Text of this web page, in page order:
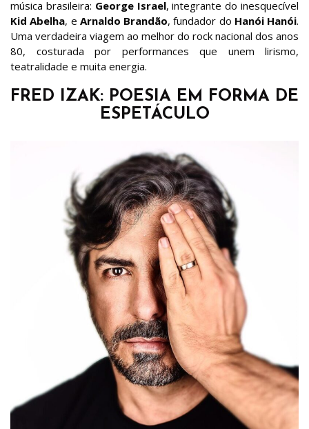
música brasileira: George Israel, integrante do inesquecível
Kid Abelha, e Arnaldo Brandão, fundador do Hanói Hanói.
Uma verdadeira viagem ao melhor do rock nacional dos anos
80, costurada por performances que unem lirismo,
teatralidade e muita energia.
FRED IZAK: POESIA EM FORMA DE
ESPETÁCULO